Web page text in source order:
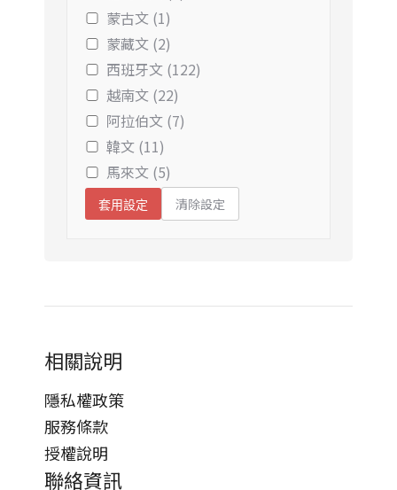
蒙古文 (1)
蒙藏文 (2)
西班牙文 (122)
越南文 (22)
阿拉伯文 (7)
韓文 (11)
馬來文 (5)
套用設定 清除設定
相關說明
隱私權政策
服務條款
授權說明
聯絡資訊